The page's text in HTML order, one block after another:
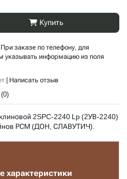
Купить
заказе по телефону, для
указывать информацию из поля
Написать отзыв
0)
2SPC-2240 Lp (2УВ-2240)
РСМ (ДОН, СЛАВУТИЧ).
характеристики